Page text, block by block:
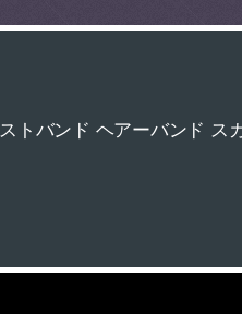
バンド ヘアーバンド ス